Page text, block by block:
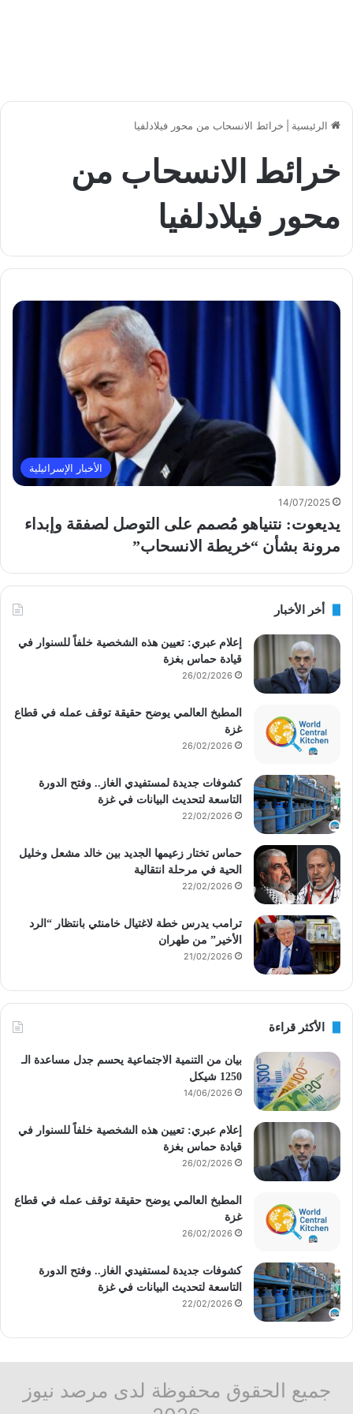
الرئيسية خرائط الانسحاب من محور فيلادلفيا
خرائط الانسحاب من
محور فيلادلفيا
الأخبار الإسرائيلية
14/07/2025
يديعوت: نتنياهو مُصمم على التوصل لصفقة وإبداء
مرونة بشأن “خريطة الانسحاب”
أخر الأخبار
إعلام عبري: تعيين هذه الشخصية خلفاً للسنوار في
قيادة حماس بغزة
26/02/2026
المطبخ العالمي يوضح حقيقة توقف عمله في قطاع
غزة
26/02/2026
كشوفات جديدة لمستفيدي الغاز.. وفتح الدورة
التاسعة لتحديث البيانات في غزة
22/02/2026
حماس تختار زعيمها الجديد بين خالد مشعل وخليل
الحية في مرحلة انتقالية
22/02/2026
ترامب يدرس خطة لاغتيال خامنئي بانتظار “الرد
الأخير” من طهران
21/02/2026
الأكثر قراءة
بيان من التنمية الاجتماعية يحسم جدل مساعدة الـ
1250 شيكل
14/06/2026
إعلام عبري: تعيين هذه الشخصية خلفاً للسنوار في
قيادة حماس بغزة
26/02/2026
المطبخ العالمي يوضح حقيقة توقف عمله في قطاع
غزة
26/02/2026
كشوفات جديدة لمستفيدي الغاز.. وفتح الدورة
التاسعة لتحديث البيانات في غزة
22/02/2026
جميع الحقوق محفوظة لدى مرصد نيوز